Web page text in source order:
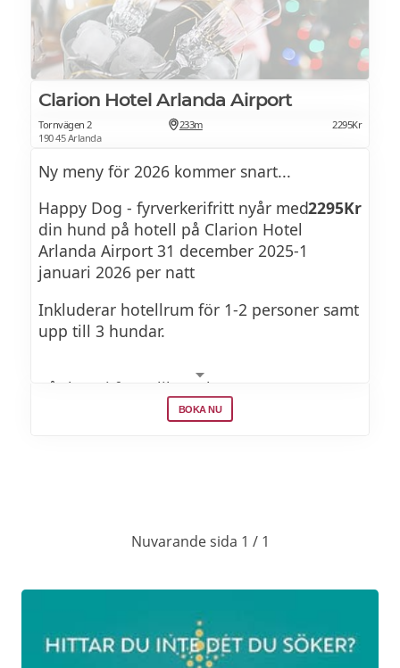
Clarion Hotel Arlanda Airport
Tornvägen 2
190 45 Arlanda
233m 2295Kr
Ny meny för 2026 kommer snart...
Happy Dog - fyrverkerifritt nyår med
din hund på hotell på Clarion Hotel
Arlanda Airport 31 december 2025-1
januari 2026 per natt
2295Kr
Inkluderar hotellrum för 1-2 personer samt
upp till 3 hundar.
I år har vi fem olika paket:
Från 2295kr, inkluderar hotellrum för 1-2
personer samt upp till 3 hundar.
BOKA NU
Nuvarande sida 1 / 1